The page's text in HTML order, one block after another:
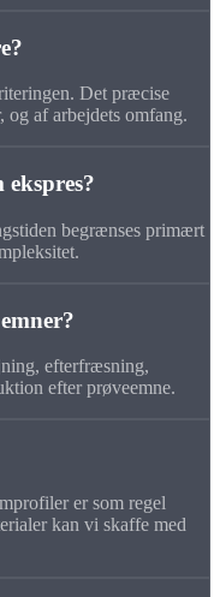
Det præcise
af arbejdets omfang.
begrænses primært
efterfræsning,
efter prøveemne.
er som regel
kan vi skaffe med